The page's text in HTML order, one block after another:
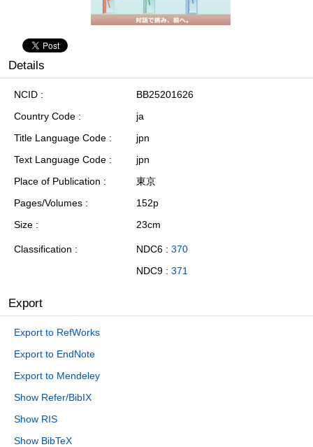
Details
NCID
BB25201626
Country Code
ja
Title Language Code
jpn
Text Language Code
jpn
Place of Publication
東京
Pages/Volumes
152p
Size
23cm
Classification NDC6 : 370
NDC9 : 371
Export
Export to RefWorks
Export to EndNote
Export to Mendeley
Show Refer/BibIX
Show RIS
Show BibTeX